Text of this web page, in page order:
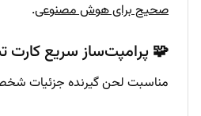
صحیح برای هوش مصنوعی.
🧩 پرامپت‌ساز سریع کارت
مناسبت لحن گیرنده جزئیات